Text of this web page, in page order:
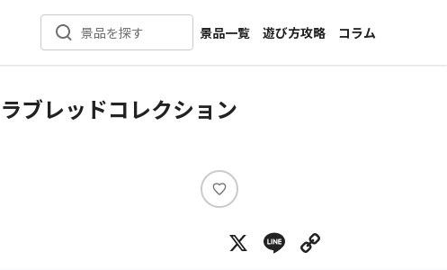
景品を探す
景品一覧
新着景品
遊び方攻略
コラム
インタビュー
ブレッドコレクション
い
ね
X Line